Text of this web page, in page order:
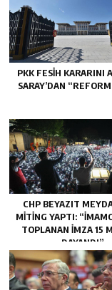
PKK FESIH KARARINI
SARAY’DAN
CHP BEYAZIT
MITING YAPTI:
TOPLANAN IMZA 15
DAYANDI”